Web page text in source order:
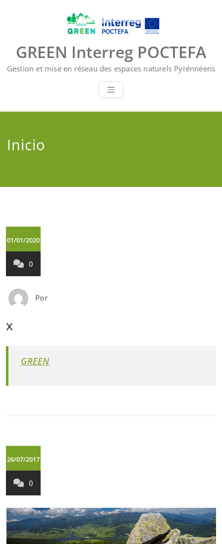
GREEN Interreg POCTEFA
Gestion et mise en réseau des espaces naturels Pyrénnéens
Inicio
01/01/2020
0
Por
x
GREEN
26/07/2017
0